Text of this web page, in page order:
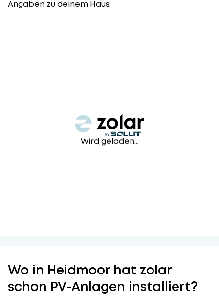
Angaben zu deinem Haus:
Wird geladen...
Wo in Heidmoor hat zolar
schon PV-Anlagen installiert?